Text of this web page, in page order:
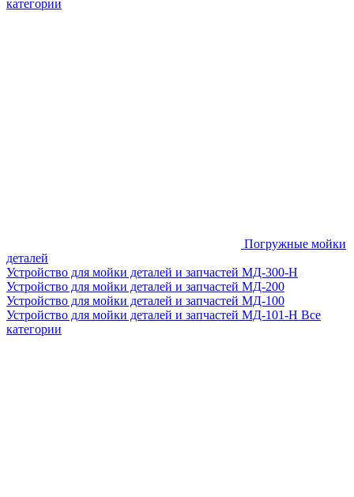
категории
Погружные мойки
деталей
Устройство для мойки деталей и запчастей МД-300-H
Устройство для мойки деталей и запчастей МД-200
Устройство для мойки деталей и запчастей МД-100
Устройство для мойки деталей и запчастей МД-101-Н Все
категории